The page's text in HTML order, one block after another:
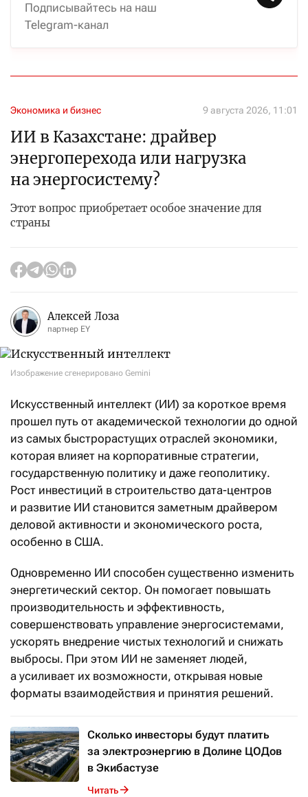
Подписывайтесь на наш
Telegram-канал
Экономика и бизнес 9 августа 2026, 11:01
ИИ в Казахстане: драйвер
энергоперехода или нагрузка
на энергосистему?
Этот вопрос приобретает особое значение для
страны
Алексей Лоза
партнер EY
Изображение сгенерировано Gemini
Искусственный интеллект (ИИ) за короткое время
прошел путь от академической технологии до одной
из самых быстрорастущих отраслей экономики,
которая влияет на корпоративные стратегии,
государственную политику и даже геополитику.
Рост инвестиций в строительство дата-центров
и развитие ИИ становится заметным драйвером
деловой активности и экономического роста,
особенно в США.
Одновременно ИИ способен существенно изменить
энергетический сектор. Он помогает повышать
производительность и эффективность,
совершенствовать управление энергосистемами,
ускорять внедрение чистых технологий и снижать
выбросы. При этом ИИ не заменяет людей,
а усиливает их возможности, открывая новые
форматы взаимодействия и принятия решений.
Сколько инвесторы будут платить
за электроэнергию в Долине ЦОДов
в Экибастузе
Читать